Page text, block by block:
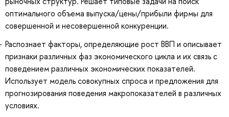
оптимального объема выпуска/цены/прибыли фирмы для
совершенной и несовершенной конкуренции.
Распознает факторы, определяющие рост ВВП и описывает
признаки различных фаз экономического цикла и их связь с
поведением различных экономических показателей.
Использует модель совокупных спроса и предложения для
прогнозирования поведения макропоказателей в различных
условиях.